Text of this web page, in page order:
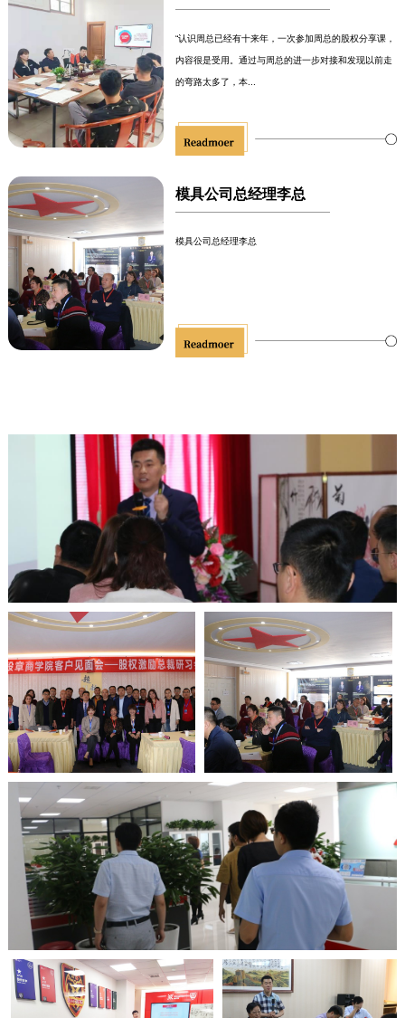
“认识周总已经有十来年，一次参加周总的股权分享课，
内容很是受用。通过与周总的进一步对接和发现以前走
的弯路太多了，本...
模具公司总经理李总
模具公司总经理李总